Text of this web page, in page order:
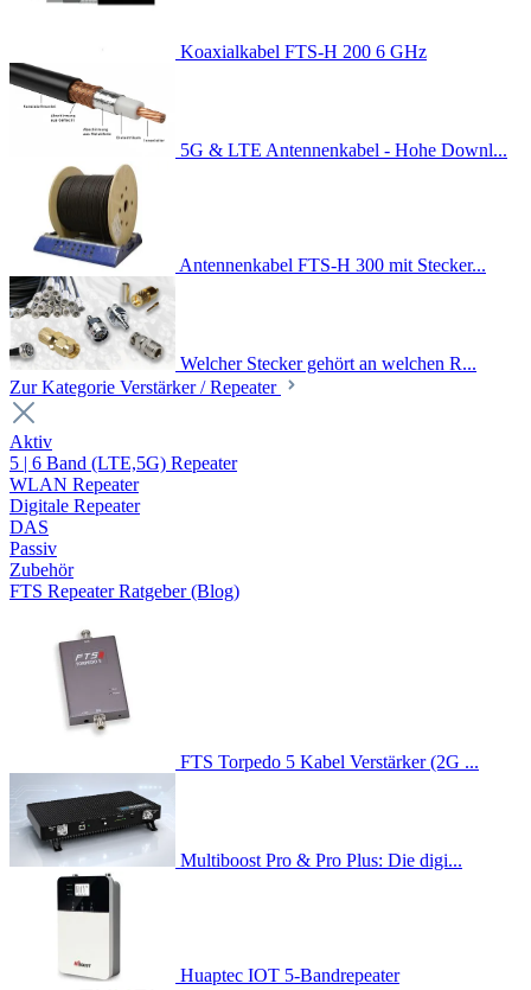
Koaxialkabel FTS-H 200 6 GHz
5G & LTE Antennenkabel - Hohe Downl...
Antennenkabel FTS-H 300 mit Stecker...
Welcher Stecker gehört an welchen R...
Zur Kategorie Verstärker / Repeater
Aktiv
5 | 6 Band (LTE,5G) Repeater
WLAN Repeater
Digitale Repeater
DAS
Passiv
Zubehör
FTS Repeater Ratgeber (Blog)
FTS Torpedo 5 Kabel Verstärker (2G ...
Multiboost Pro & Pro Plus: Die digi...
Huaptec IOT 5-Bandrepeater